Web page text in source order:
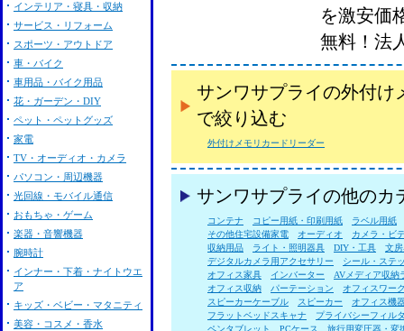
を激安価
無料！法
サンワサプライの外付け
で絞り込む
外付けメモリカードリーダー
サンワサプライの他のカ
コンテナ コピー用紙・印刷用紙
ラベル用紙
その他住宅設備家電
オーディオ
カメラ・ビ
収納用品
ライト・照明器具 DIY・工具
文
デジタルカメラ用アクセサリー
シール・ステ
オフィス家具
インバーター
AVメディア収納
オフィス収納
パーテーション
オフィスワー
スピーカーケーブル
スピーカー
オフィス機
フラットベッドスキャナ
プライバシーフィル
ペンタブレット
PCケース
旅行用変圧器・変
インテリア・寝具・収納
サービス・リフォーム
スポーツ・アウトドア
車・バイク
車用品・バイク用品
花・ガーデン・DIY
ペット・ペットグッズ
家電
TV・オーディオ・カメラ
パソコン・周辺機器
光回線・モバイル通信
おもちゃ・ゲーム
楽器・音響機器
腕時計
インナー・下着・ナイトウエ
ア
キッズ・ベビー・マタニティ
美容・コスメ・香水